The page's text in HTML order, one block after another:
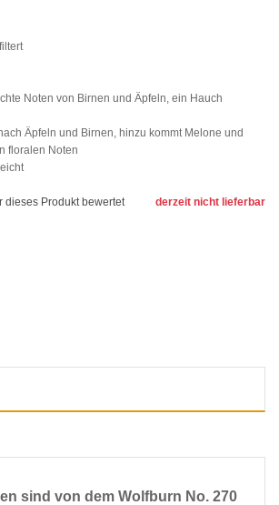
Noten von Birnen und Äpfeln, ein Hauch
Äpfeln und Birnen, hinzu kommt Melone und
floralen Noten
derzeit nicht lieferbar
dieses Produkt bewertet
sind von dem Wolfburn No. 270